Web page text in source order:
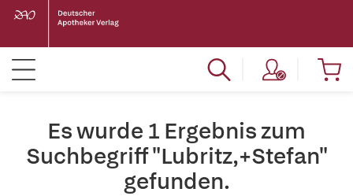
Es wurde 1 Ergebnis zum
Suchbegriff "Lubritz,+Stefan"
gefunden.